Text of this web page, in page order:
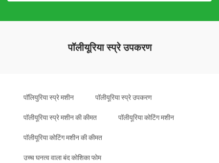
पॉलीयूरिया स्प्रे उपकरण
पॉलियुरिया स्प्रे मशीन पॉलीयूरिया स्प्रे उपकरण
पॉलीयूरिया स्प्रे मशीन की कीमत पॉलीयूरिया कोटिंग मशीन
पॉलीयूरिया कोटिंग मशीन की कीमत
उच्च घनत्व वाला बंद कोशिका फोम